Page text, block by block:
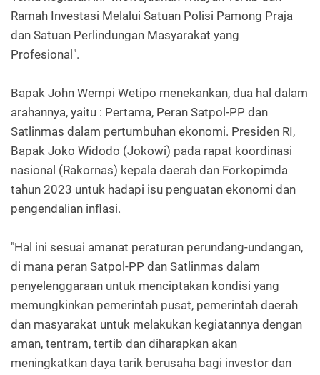
Ramah Investasi Melalui Satuan Polisi Pamong Praja
dan Satuan Perlindungan Masyarakat yang
Profesional".
Bapak John Wempi Wetipo menekankan, dua hal dalam
arahannya, yaitu : Pertama, Peran Satpol-PP dan
Satlinmas dalam pertumbuhan ekonomi. Presiden RI,
Bapak Joko Widodo (Jokowi) pada rapat koordinasi
nasional (Rakornas) kepala daerah dan Forkopimda
tahun 2023 untuk hadapi isu penguatan ekonomi dan
pengendalian inflasi.
"Hal ini sesuai amanat peraturan perundang-undangan,
di mana peran Satpol-PP dan Satlinmas dalam
penyelenggaraan untuk menciptakan kondisi yang
memungkinkan pemerintah pusat, pemerintah daerah
dan masyarakat untuk melakukan kegiatannya dengan
aman, tentram, tertib dan diharapkan akan
meningkatkan daya tarik berusaha bagi investor dan